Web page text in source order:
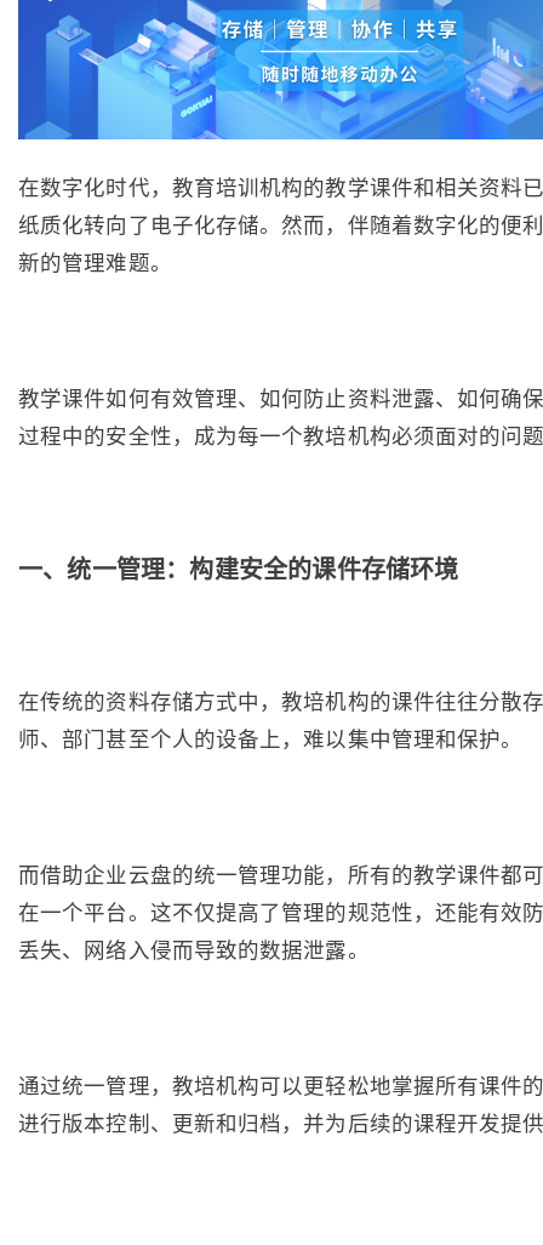
在数字化时代，教育培训机构的教学课件和相关资料
纸质化转向了电子化存储。然而，伴随着数字化的便
新的管理难题。
教学课件如何有效管理、如何防止资料泄露、如何确
过程中的安全性，成为每一个教培机构必须面对的问
一、统一管理：构建安全的课件存储环境
在传统的资料存储方式中，教培机构的课件往往分散
师、部门甚至个人的设备上，难以集中管理和保护。
而借助企业云盘的统一管理功能，所有的教学课件都
在一个平台。这不仅提高了管理的规范性，还能有效
丢失、网络入侵而导致的数据泄露。
通过统一管理，教培机构可以更轻松地掌握所有课件
进行版本控制、更新和归档，并为后续的课程开发提